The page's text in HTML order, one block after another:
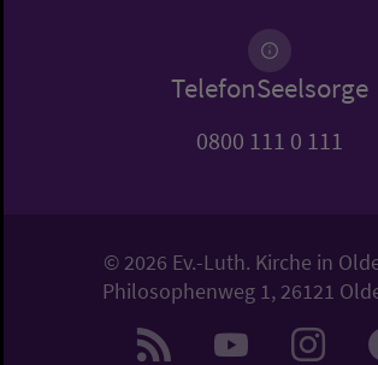
TelefonSeelsorge
0800 111 0 111
© 2026 Ev.-Luth. Kirche in
Philosophenweg 1, 26121